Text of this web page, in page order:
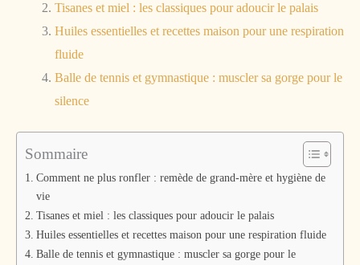
Tisanes et miel : les classiques pour adoucir le palais
Huiles essentielles et recettes maison pour une respiration
fluide
Balle de tennis et gymnastique : muscler sa gorge pour le
silence
Sommaire
Comment ne plus ronfler : remède de grand-mère et hygiène de
vie
Tisanes et miel : les classiques pour adoucir le palais
Huiles essentielles et recettes maison pour une respiration fluide
Balle de tennis et gymnastique : muscler sa gorge pour le